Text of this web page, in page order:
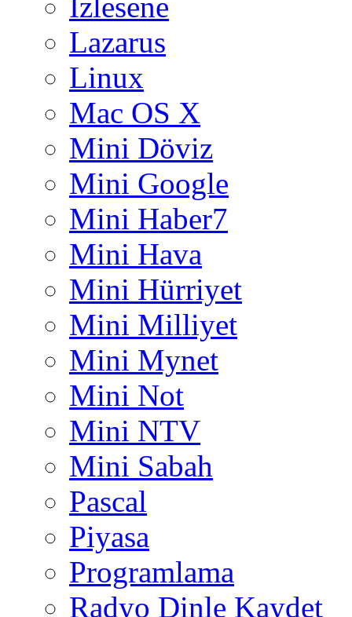
Lazarus
Linux
Mac OS X
Mini Döviz
Mini Google
Mini Haber7
Mini Hava
Mini Hürriyet
Mini Milliyet
Mini Mynet
Mini Not
Mini NTV
Mini Sabah
Pascal
Piyasa
Programlama
Radyo Dinle Kaydet